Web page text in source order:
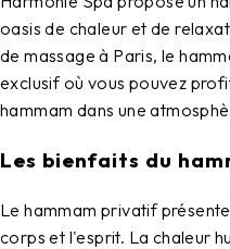
oasis de chaleur et de
de massage à Paris, le
exclusif où vous pouvez
hammam dans une
Les bienfaits du
Le hammam privatif
corps et l'esprit. La chaleur